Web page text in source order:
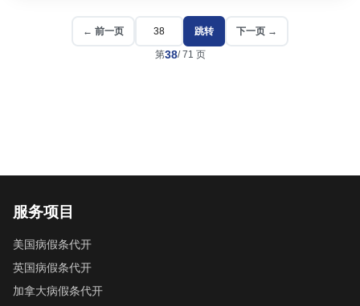
← 前一页 跳转 下一页 →
第38/71 页
服务项目
美国病假条代开
英国病假条代开
加拿大病假条代开